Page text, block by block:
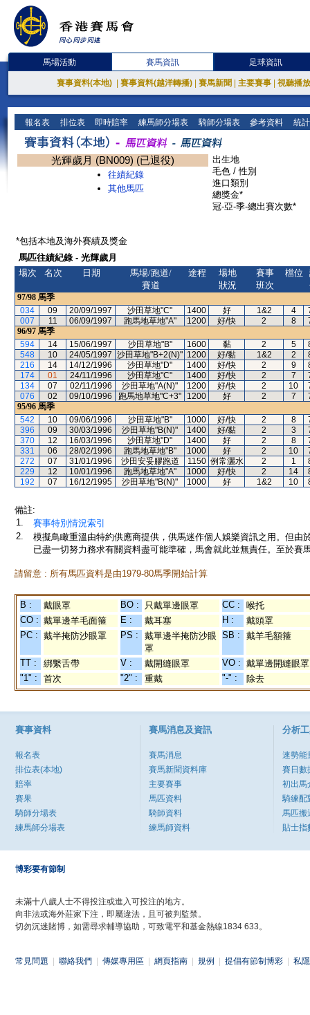
馬場活動 賽馬資訊 足球資訊
賽事資料(本地) 賽事資料(越洋轉播) 賽馬新聞 主要賽事 視聽播
報名表 排位表 即時賠率 練馬師分場表 騎師分場表 參考資料 統
光輝歲月 (BN009) (已退役)
往績紀錄
其他馬匹
出生地
毛色 / 性別
進口類別
總獎金*
冠-亞-季-總出賽次數*
*包括本地及海外賽績及獎金
馬匹往績紀錄 - 光輝歲月
場次
名次 日期
馬場/跑道/
賽道
途程
場地
狀況
賽事
班次
檔位
97/98 馬季
034
09 20/09/1997 沙田草地"C" 1400 好 1&2 4
007
11 06/09/1997 跑馬地草地"A" 1200 好/快 2 8
96/97 馬季
594
14 15/06/1997 沙田草地"B" 1600 黏 2 5
548
10 24/05/1997 沙田草地"B+2(N)" 1200 好/黏 1&2 2
216
14 14/12/1996 沙田草地"D" 1400 好/快 2 9
174
01 24/11/1996 沙田草地"C" 1400 好/快 2 7
134
07 02/11/1996 沙田草地"A(N)" 1200 好/快 2 10
076
02 09/10/1996 跑馬地草地"C+3" 1200 好 2 7
95/96 馬季
542
10 09/06/1996 沙田草地"B" 1000 好/快 2 8
396
09 30/03/1996 沙田草地"B(N)" 1400 好/黏 2 3
370
12 16/03/1996 沙田草地"D" 1400 好 2 8
331
06 28/02/1996 跑馬地草地"B" 1000 好 2 10
272
07 31/01/1996 沙田安妥膠跑道 1150 例常灑水 2 1
229
12 10/01/1996 跑馬地草地"A" 1000 好/快 2 14
192
07 16/12/1995 沙田草地"B(N)" 1000 好 1&2 10
備註:
1.
賽事特別情況索引
2.
模擬鳥瞰重溫由特約供應商提供，供馬迷作個人娛樂資訊之用。但
已盡一切努力務求有關資料盡可能準確，馬會就此並無責任。至於賽
請留意 : 所有馬匹資料是由1979-80馬季開始計算
B : 戴眼罩 BO : 只戴單邊眼罩 CC :
喉托
CO : 戴單邊羊毛面箍 E : 戴耳塞 H :
戴頭罩
PC : 戴半掩防沙眼罩 PS :
戴單邊半掩防沙眼
罩
SB : 戴羊毛額箍
TT : 綁繫舌帶 V : 戴開縫眼罩 VO : 戴單邊開縫眼罩
"1" :
首次 "2" : 重戴 "-" : 除去
賽事資料
報名表
排位表(本地)
賠率
賽果
騎師分場表
練馬師分場表
賽馬消息及資訊
賽馬消息
賽馬新聞資料庫
主要賽事
馬匹資料
騎師資料
練馬師資料
分析
速勢能
賽日數
初出馬
騎練配
馬匹搬
貼士指
博彩要有節制
未滿十八歲人士不得投注或進入可投注的地方。
向非法或海外莊家下注，即屬違法，且可被判監禁。
切勿沉迷賭博，如需尋求輔導協助，可致電平和基金熱線1834 633。
常見問題 聯絡我們 傳媒專用區 網頁指南 規例 提倡有節制博彩 私